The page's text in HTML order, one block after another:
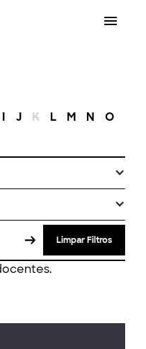
I J K L M N O
Limpar Filtros